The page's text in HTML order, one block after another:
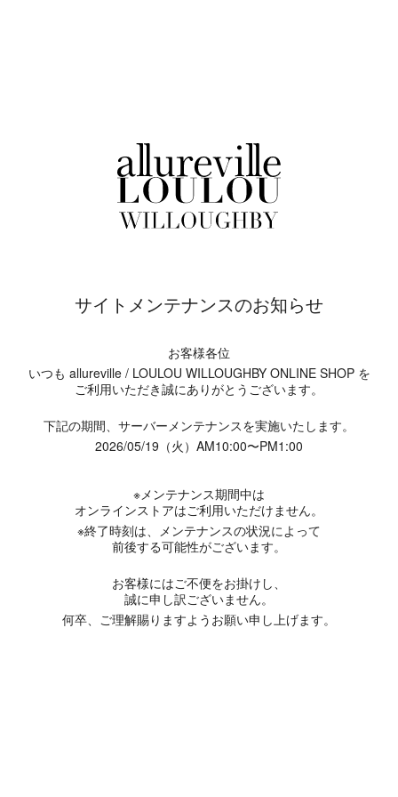
サイトメンテナンスのお知らせ
お客様各位
いつも allureville / LOULOU WILLOUGHBY ONLINE SHOP を
ご利用いただき誠にありがとうございます。
下記の期間、サーバーメンテナンスを実施いたします。
2026/05/19（火）AM10:00〜PM1:00
※メンテナンス期間中は
オンラインストアはご利用いただけません。
※終了時刻は、メンテナンスの状況によって
前後する可能性がございます。
お客様にはご不便をお掛けし、
誠に申し訳ございません。
何卒、ご理解賜りますようお願い申し上げます。